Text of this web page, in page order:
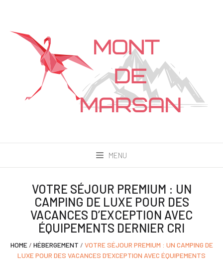
MENU
VOTRE SÉJOUR PREMIUM : UN
CAMPING DE LUXE POUR DES
VACANCES D’EXCEPTION AVEC
ÉQUIPEMENTS DERNIER CRI
HOME/ HÉBERGEMENT / VOTRE SÉJOUR PREMIUM : UN CAMPING DE
LUXE POUR DES VACANCES D’EXCEPTION AVEC ÉQUIPEMENTS